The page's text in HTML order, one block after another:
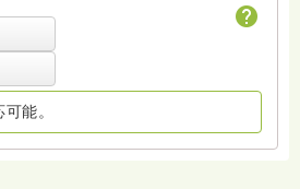
rental.monk rental_monk
能。